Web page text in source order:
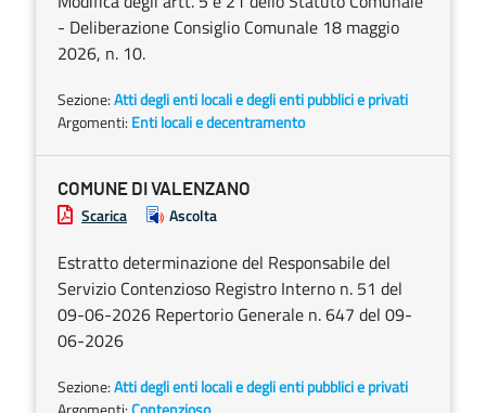
- Deliberazione Consiglio Comunale 18 maggio
2026, n. 10.
Sezione:Atti degli enti locali e degli enti pubblici e privati
Argomenti: Enti locali e decentramento
COMUNE DI VALENZANO
Scarica Ascolta
Estratto determinazione del Responsabile del
Servizio Contenzioso Registro Interno n. 51 del
09-06-2026 Repertorio Generale n. 647 del 09-
06-2026
Sezione:Atti degli enti locali e degli enti pubblici e privati